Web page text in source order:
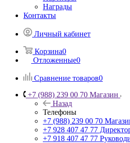
Награды
Контакты
Личный кабинет
Корзина0
Отложенные0
Сравнение товаров0
+7 (988) 239 00 70 Магазин
Назад
Телефоны
+7 (988) 239 00 70
+7 928 407 47 77
+7 918 407 47 77